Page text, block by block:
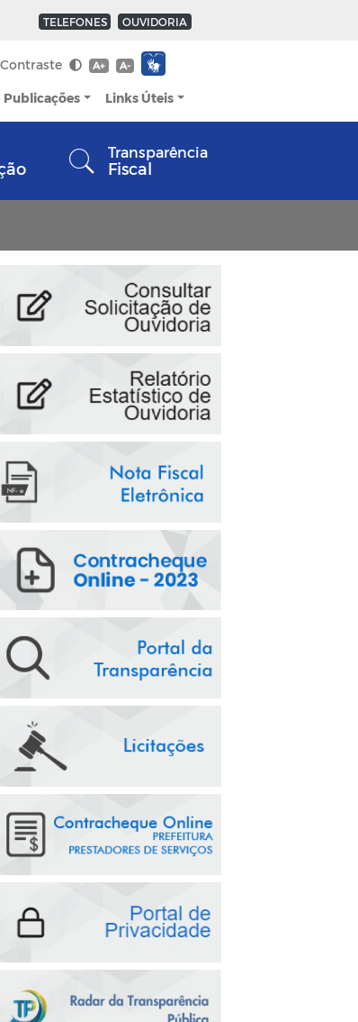
TELEFONES OUVIDORIA
Contraste A+ A-
Publicações Links Úteis
Transparência
Fiscal